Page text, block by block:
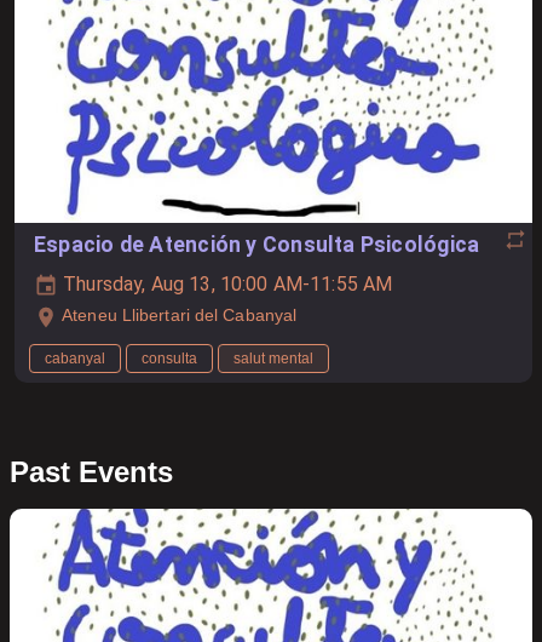
Espacio de Atención y Consulta Psicológica
Thursday, Aug 13, 10:00 AM-11:55 AM
Ateneu Llibertari del Cabanyal
cabanyal consulta salut mental
Past Events